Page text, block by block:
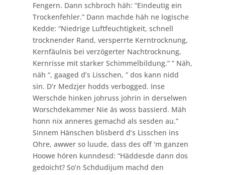
Fengern. Dann schbroch häh: “Eindeutig ein
Trockenfehler.” Dann machde häh ne logische
Kedde: “Niedrige Luftfeuchtigkeit, schnell
trocknender Rand, versperrte Kerntrocknung,
Kernfäulnis bei verzögerter Nachtrocknung,
Kernrisse mit starker Schimmelbildung.” ” Näh,
näh “, gaaged d’s Lisschen, ” dos kann nidd
sin. D’r Medzjer hodds verbogged. Inse
Werschde hinken johruss johrin in derselwen
Worschdekammer Nie äs woss bassierd. Mäh
honn nix anneres gemachd als sesden au.”
Sinnem Hänschen blisberd d’s Lisschen ins
Ohre, awwer so luude, dass des off ‘m ganzen
Hoowe hören kunndesd: “Häddesde dann dos
gedoicht? So’n Schdudijum machd den